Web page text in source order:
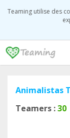
Teaming utilise des
Animalistas
Teamers :30